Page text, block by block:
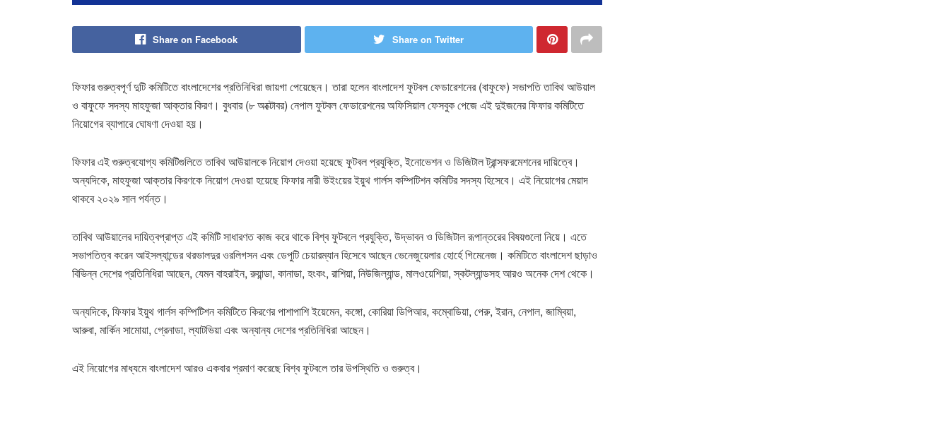
Share on Facebook Share on Twitter
ফিফার গুরুত্বপূর্ণ দুটি কমিটিতে বাংলাদেশের প্রতিনিধিরা জায়গা পেয়েছেন। তারা হলেন বাংলাদেশ ফুটবল ফেডারেশনের (বাফুফে) সভাপতি তাবিথ আউয়াল
ও বাফুফে সদস্য মাহফুজা আক্তার কিরণ। বুধবার (৮ অক্টোবর) নেপাল ফুটবল ফেডারেশনের অফিসিয়াল ফেসবুক পেজে এই দুইজনের ফিফার কমিটিতে
নিয়োগের ব্যাপারে ঘোষণা দেওয়া হয়।
ফিফার এই গুরুত্বযোগ্য কমিটিগুলিতে তাবিথ আউয়ালকে নিয়োগ দেওয়া হয়েছে ফুটবল প্রযুক্তি, ইনোভেশন ও ডিজিটাল ট্রান্সফরমেশনের দায়িত্বে।
অন্যদিকে, মাহফুজা আক্তার কিরণকে নিয়োগ দেওয়া হয়েছে ফিফার নারী উইংয়ের ইয়ুথ গার্লস কম্পিটিশন কমিটির সদস্য হিসেবে। এই নিয়োগের মেয়াদ
থাকবে ২০২৯ সাল পর্যন্ত।
তাবিথ আউয়ালের দায়িত্বপ্রাপ্ত এই কমিটি সাধারণত কাজ করে থাকে বিশ্ব ফুটবলে প্রযুক্তি, উদ্ভাবন ও ডিজিটাল রূপান্তরের বিষয়গুলো নিয়ে। এতে
সভাপতিত্ব করেন আইসল্যান্ডের থরভালদুর ওরলিগসন এবং ডেপুটি চেয়ারম্যান হিসেবে আছেন ভেনেজুয়েলার হোর্হে গিমেনেজ। কমিটিতে বাংলাদেশ ছাড়াও
বিভিন্ন দেশের প্রতিনিধিরা আছেন, যেমন বাহরাইন, রুয়ান্ডা, কানাডা, হংকং, রাশিয়া, নিউজিল্যান্ড, মালওয়েশিয়া, স্কটল্যান্ডসহ আরও অনেক দেশ থেকে।
অন্যদিকে, ফিফার ইয়ুথ গার্লস কম্পিটিশন কমিটিতে কিরণের পাশাপাশি ইয়েমেন, কঙ্গো, কোরিয়া ডিপিআর, কম্বোডিয়া, পেরু, ইরান, নেপাল, জাম্বিয়া,
আরুবা, মার্কিন সামোয়া, গ্রেনাডা, ল্যাটভিয়া এবং অন্যান্য দেশের প্রতিনিধিরা আছেন।
এই নিয়োগের মাধ্যমে বাংলাদেশ আরও একবার প্রমাণ করেছে বিশ্ব ফুটবলে তার উপস্থিতি ও গুরুত্ব।